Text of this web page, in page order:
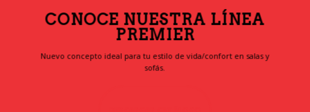
CONOCE NUESTRA LÍNEA
PREMIER
Nuevo concepto ideal para tu estilo de vida/confort en salas y
sofás.